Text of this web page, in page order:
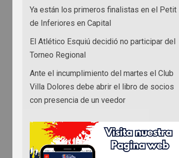
Ya están los primeros finalistas en el Petit
de Inferiores en Capital
El Atlético Esquiú decidió no participar del
Torneo Regional
Ante el incumplimiento del martes el Club
Villa Dolores debe abrir el libro de socios
con presencia de un veedor